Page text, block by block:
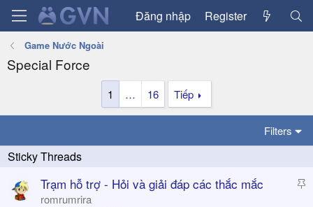
Đăng nhập Register
Game Nước Ngoài
Special Force
1 … 16 Tiếp
Filters
S
Trạm hỗ trợ - Hỏi và giải đáp các thắc mắc
romrumrira